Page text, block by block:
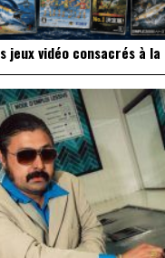
jeux vidéo consacrés à la